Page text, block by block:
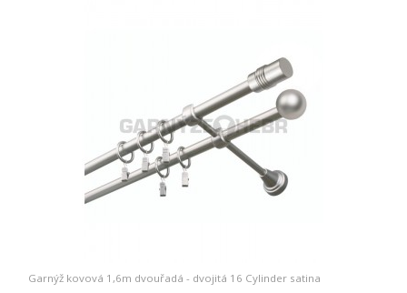
Garnýž kovová 1,6m dvouřadá - dvojitá 16 Cylinder satina